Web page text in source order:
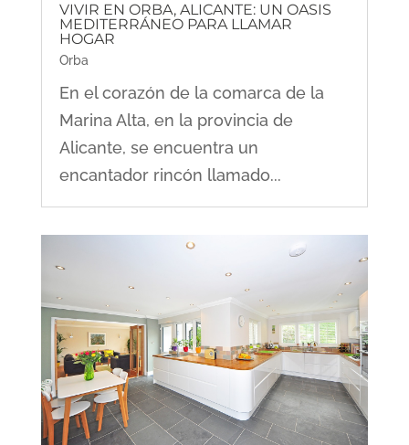
VIVIR EN ORBA, ALICANTE: UN OASIS
MEDITERRÁNEO PARA LLAMAR
HOGAR
Orba
En el corazón de la comarca de la
Marina Alta, en la provincia de
Alicante, se encuentra un
encantador rincón llamado...